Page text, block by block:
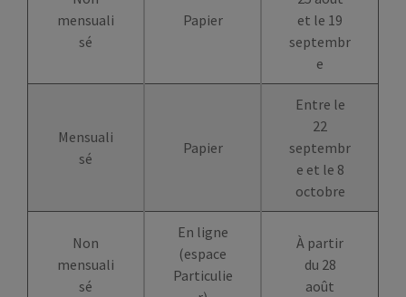
mensuali
sé
Papier
et le 19
septembr
e
Mensuali
sé
Papier
Entre le
22
septembr
e et le 8
octobre
Non
mensuali
sé
En ligne
(espace
Particulie
À partir
du 28
août